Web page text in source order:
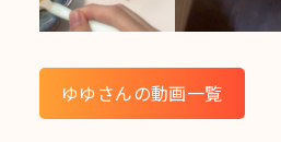
ゆゆさんの動画一覧